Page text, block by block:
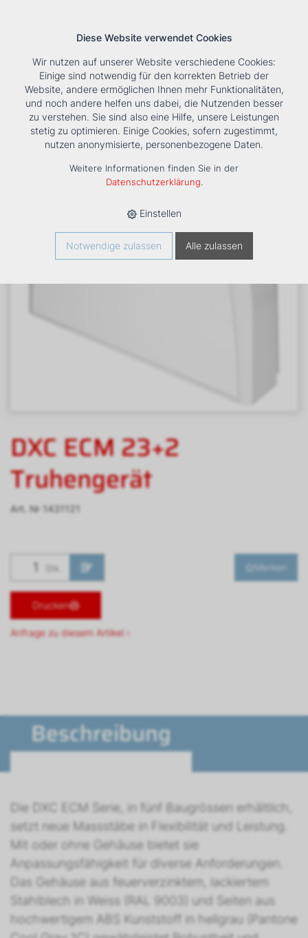
Tools Unternehmen Karriere KontaktSuche
HOME › PRODUKTE › KÄLTE/KLIMA › FANCOILS › DXC ECM
23+2 TRUHENGERÄT
DXC ECM 23+2
Truhengerät
Art. Nr 1431121
Stk. Merken
Drucken
Anfrage zu diesem Artikel ›
Beschreibung
Die DXC ECM Serie, in fünf Baugrössen erhältlich,
setzt neue Massstäbe in Flexibilität und Leistung.
Mit oder ohne Gehäuse bietet sie
Anpassungsfähigkeit für diverse Anforderungen.
Das Gehäuse aus feuerverzinktem, lackiertem
Stahlblech in Weiss (RAL 9003) und Seiten aus
hochwertigem ABS Kunststoff in hellgrau (Pantone
Diese Website verwendet Cookies
Wir nutzen auf unserer Website verschiedene Cookies:
Einige sind notwendig für den korrekten Betrieb der
Website, andere ermöglichen Ihnen mehr Funktionalitäten,
und noch andere helfen uns dabei, die Nutzenden besser
zu verstehen. Sie sind also eine Hilfe, unsere Leistungen
stetig zu optimieren. Einige Cookies, sofern zugestimmt,
nutzen anonymisierte, personenbezogene Daten.
Weitere Informationen finden Sie in der
Datenschutzerklärung.
Einstellen
Notwendige zulassen Alle zulassen